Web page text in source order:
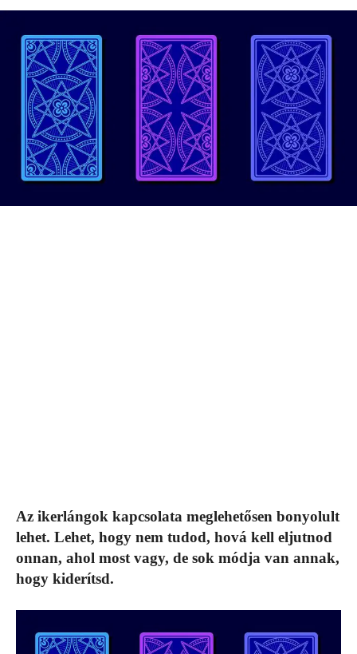
Az ikerlángok kapcsolata meglehetősen bonyolult
lehet. Lehet, hogy nem tudod, hová kell eljutnod
onnan, ahol most vagy, de sok módja van annak,
hogy kiderítsd.